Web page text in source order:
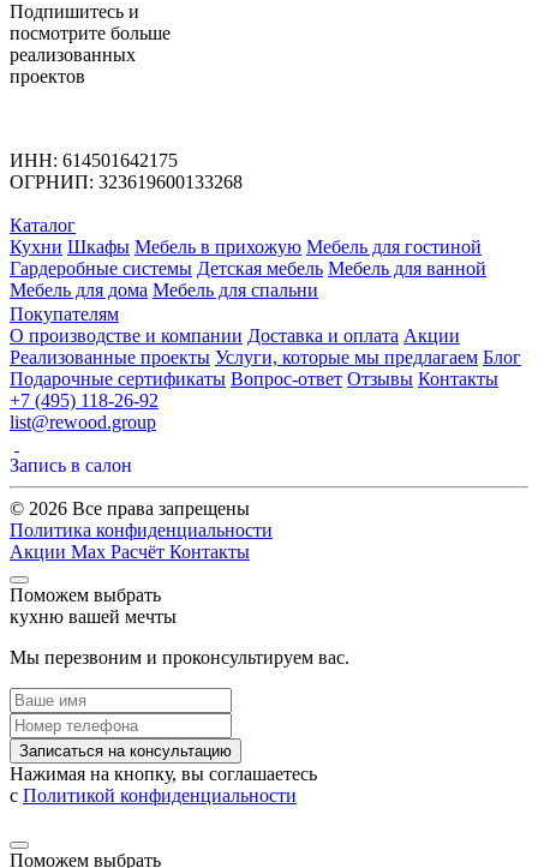
Подпишитесь и
посмотрите больше
реализованных
проектов
ИНН: 614501642175
ОГРНИП: 323619600133268
Каталог
Кухни Шкафы Мебель в прихожую Мебель для гостиной
Гардеробные системы Детская мебель Мебель для ванной
Мебель для дома Мебель для спальни
Покупателям
О производстве и компании Доставка и оплата Акции
Реализованные проекты Услуги, которые мы предлагаем Блог
Подарочные сертификаты Вопрос-ответ Отзывы Контакты
+7 (495) 118-26-92
list@rewood.group
Запись в салон
© 2026 Все права запрещены
Политика конфиденциальности
Акции Max Расчёт Контакты
Поможем выбрать
кухню вашей мечты
Мы перезвоним и проконсультируем вас.
Записаться на консультацию
Нажимая на кнопку, вы соглашаетесь
с Политикой конфиденциальности
Поможем выбрать